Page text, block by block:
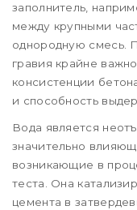
заполнитель,
между крупными
однородную смесь.
гравия крайне
консистенции
и способность
Вода является
значительно
возникающие в
теста. Она
цемента в